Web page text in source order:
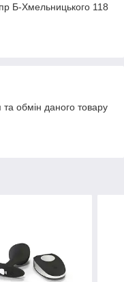
Б-Хмельницького 118
обмін даного товару